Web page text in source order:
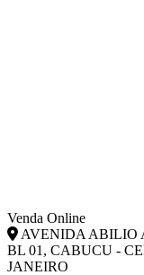
Venda Online
AVENIDA ABILIO
BL 01, CABUCU -
JANEIRO